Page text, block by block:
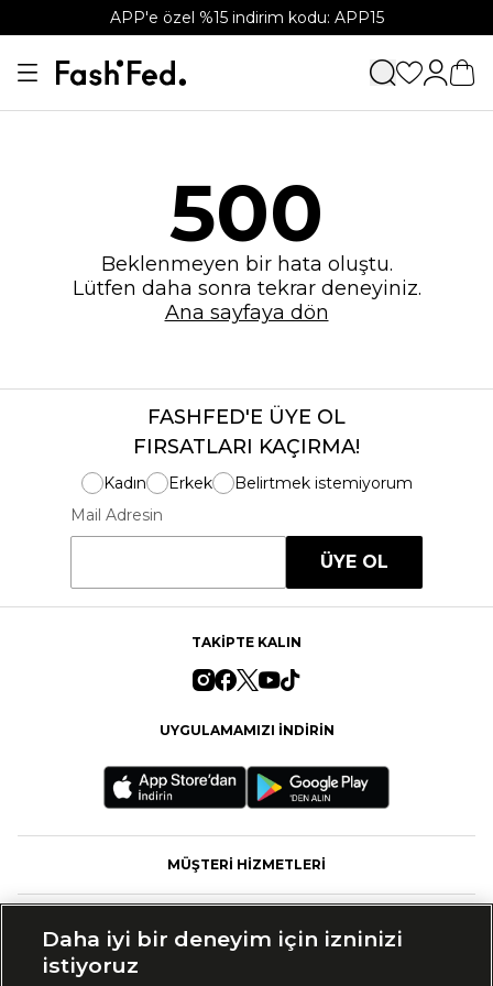
APP'e özel %15 indirim kodu: APP15
500
Beklenmeyen bir hata oluştu.
Lütfen daha sonra tekrar deneyiniz.
Ana sayfaya dön
FASHFED'E ÜYE OL
FIRSATLARI KAÇIRMA!
Kadın Erkek
Belirtmek istemiyorum
Mail Adresin
ÜYE OL
TAKİPTE KALIN
UYGULAMAMIZI İNDİRİN
MÜŞTERİ HİZMETLERİ
Daha iyi bir deneyim için izninizi
istiyoruz